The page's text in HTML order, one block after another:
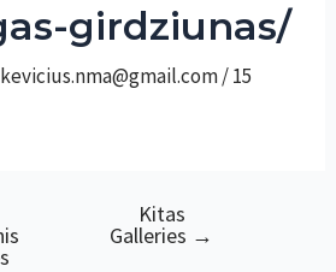
girdziunas/
/15
Kitas
Galleries →